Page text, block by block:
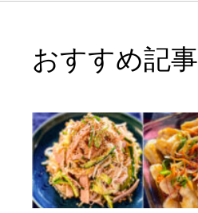
おすすめ記事